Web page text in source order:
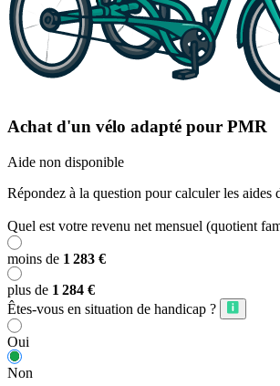
Achat d'un vélo adapté pour PMR
Aide non disponible
Répondez à la question pour calculer les aides
Quel est votre revenu net mensuel (quotient
moins de 1 283 €
plus de 1 284 €
Êtes-vous en situation de handicap ?
Oui
Non